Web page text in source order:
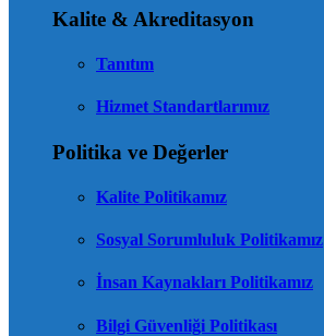
Kalite & Akreditasyon
Tanıtım
Hizmet Standartlarımız
Politika ve Değerler
Kalite Politikamız
Sosyal Sorumluluk Politikamız
İnsan Kaynakları Politikamız
Bilgi Güvenliği Politikası